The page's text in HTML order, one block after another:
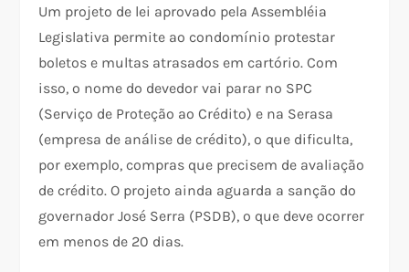
Um projeto de lei aprovado pela Assembléia
Legislativa permite ao condomínio protestar
boletos e multas atrasados em cartório. Com
isso, o nome do devedor vai parar no SPC
(Serviço de Proteção ao Crédito) e na Serasa
(empresa de análise de crédito), o que dificulta,
por exemplo, compras que precisem de avaliação
de crédito. O projeto ainda aguarda a sanção do
governador José Serra (PSDB), o que deve ocorrer
em menos de 20 dias.